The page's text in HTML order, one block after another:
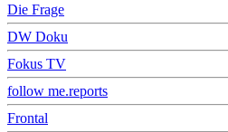
Die Frage
DW Doku
Fokus TV
follow me.reports
Frontal